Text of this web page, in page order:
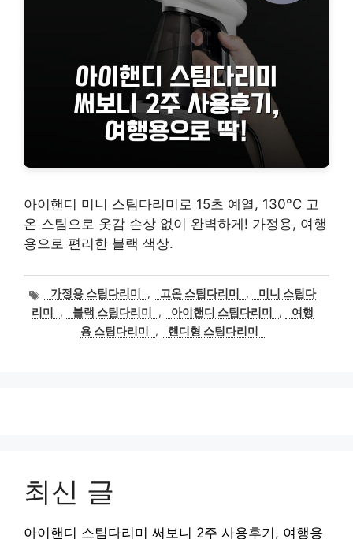
아이핸디 미니 스팀다리미로 15초 예열, 130°C 고
온 스팀으로 옷감 손상 없이 완벽하게! 가정용, 여행
용으로 편리한 블랙 색상.
태
그
가정용 스팀다리미 , 고온 스팀다리미 ,
미니 스팀다
리미
, 블랙 스팀다리미 , 아이핸디 스팀다리미 ,
여행
용 스팀다리미
, 핸디형 스팀다리미
최신 글
아이핸디 스팀다리미 써보니 2주 사용후기, 여행용